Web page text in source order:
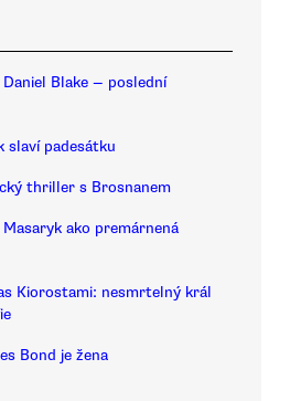
Daniel Blake — poslední
slaví padesátku
thriller s Brosnanem
Masaryk ako premárnená
Kiorostami: nesmrtelný král
Bond je žena